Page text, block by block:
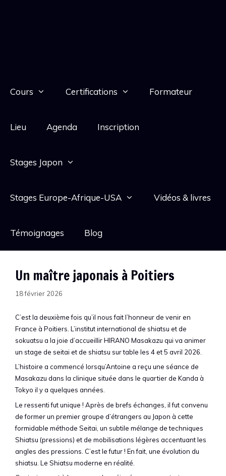
Cours Certifications Formateur
Lieu Agenda Inscription
Stages Japon
Stages Europe-Afrique-USA Vidéos & livres
Témoignages Blog
Un maître japonais à Poitiers
18 février 2026
C’est la deuxième fois qu’il nous fait l’honneur de venir en
France à Poitiers. L’institut international de shiatsu et de
sokuatsu a la joie d’accueillir HIRANO Masakazu qui va animer
un stage de seitai et de shiatsu sur table les 4 et 5 avril 2026.
L’histoire a commencé lorsqu’Antoine a reçu une séance de
Masakazu dans la clinique située dans le quartier de Kanda à
Tokyo il y a quelques années.
Le ressenti fut unique ! Après de brefs échanges, il fut convenu
de former un premier groupe d’étrangers au Japon à cette
formidable méthode Seitai, un subtile mélange de techniques
Shiatsu (pressions) et de mobilisations légères accentuant les
angles des pressions. C’est le futur ! En fait, une évolution du
shiatsu. Le Shiatsu moderne en réalité.